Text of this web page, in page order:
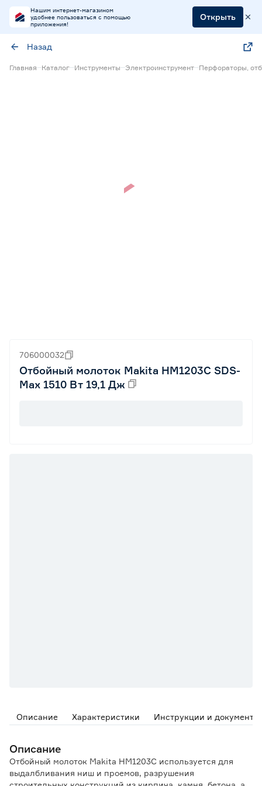
Нашим интернет-магазином
удобнее пользоваться с помощью
приложения!
Открыть
Назад
Главная Каталог Инструменты Электроинструмент Перфораторы,
706000032
Отбойный молоток Makita HM1203C SDS-
Max 1510 Вт 19,1 Дж
Описание Характеристики Инструкции и документы
Описание
Отбойный молоток Makita HM1203C используется для
выдалбливания ниш и проемов, разрушения